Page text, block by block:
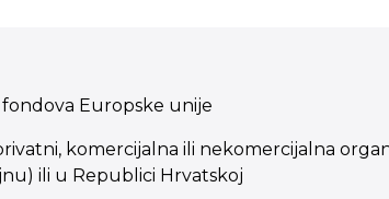
Europske unije
komercijalna ili nekomercijalna
ili u Republici Hrvatskoj